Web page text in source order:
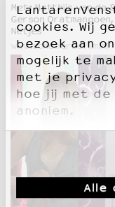
cookies. Wij
bezoek aan
mogelijk te
met je
hoe jij met
anoniem.
Alle
Met: Matthijs van de
Gerson
Netjes
www.schemerdefilm.nl